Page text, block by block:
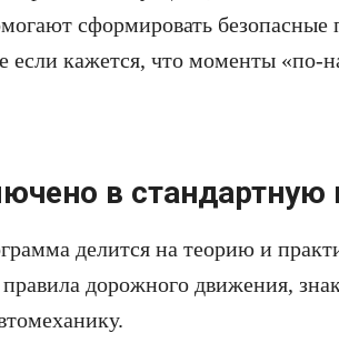
сформировать
если кажется, что моменты «по-
в стандартную
делится на теорию и
дорожного движения,